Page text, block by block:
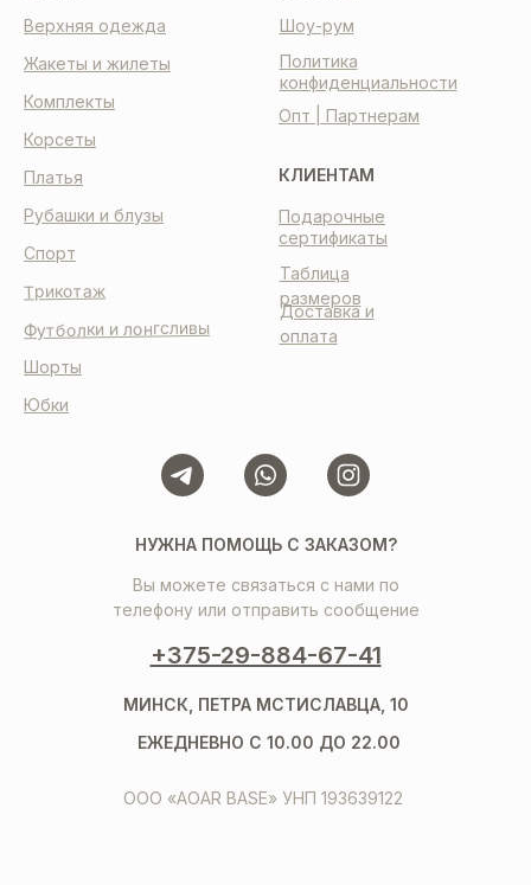
КЛИЕНТАМ
Таблица
размеров
Доставка и
оплата
Подарочные
сертификаты
НУЖНА ПОМОЩЬ С ЗАКАЗОМ?
Вы можете связаться с нами по
телефону или отправить сообщение
+375-29-884-67-41
ООО «AOAR BASE» УНП 193639122
МИНСК, ПЕТРА МСТИСЛАВЦА, 10
ЕЖЕДНЕВНО С 10.00 ДО 22.00
Шоу-рум
Политика
конфиденциальности
Опт | Партнерам
Корсеты
Платья
Комплекты
Шорты
Спорт
Рубашки и блузы
Жакеты и жилеты
Трикотаж
Футболки и лонгсливы
Верхняя одежда
Юбки